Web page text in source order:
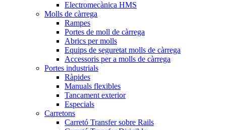
Electromecànica HMS
Molls de càrrega
Rampes
Portes de moll de càrrega
Abrics per molls
Equips de seguretat molls de càrrega
Accessoris per a molls de càrrega
Portes industrials
Ràpides
Manuals flexibles
Tancament exterior
Especials
Carretons
Carretó Transfer sobre Rails